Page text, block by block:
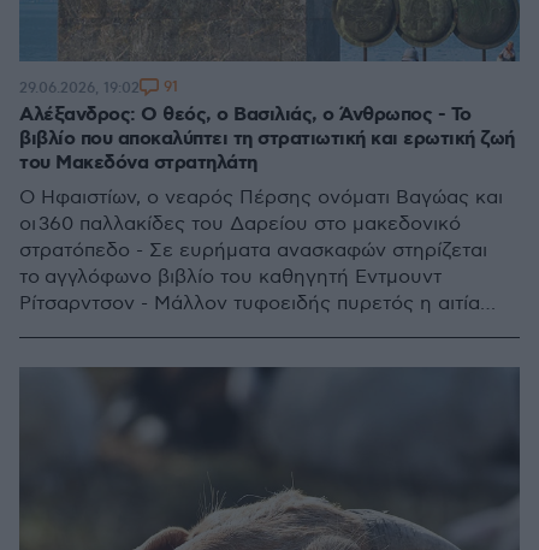
Αλέξανδρος: Ο θεός, ο Βασιλιάς, ο Άνθρωπος - Το
βιβλίο που αποκαλύπτει τη στρατιωτική και ερωτική ζωή
του Μακεδόνα στρατηλάτη
O Ηφαιστίων, ο νεαρός Πέρσης ονόματι Βαγώας και
οι 360 παλλακίδες του Δαρείου στο μακεδονικό
στρατόπεδο - Σε ευρήματα ανασκαφών στηρίζεται
το αγγλόφωνο βιβλίο του καθηγητή Εντμουντ
Ρίτσαρντσον - Μάλλον τυφοειδής πυρετός η αιτία
29.06.2026, 19:02 91